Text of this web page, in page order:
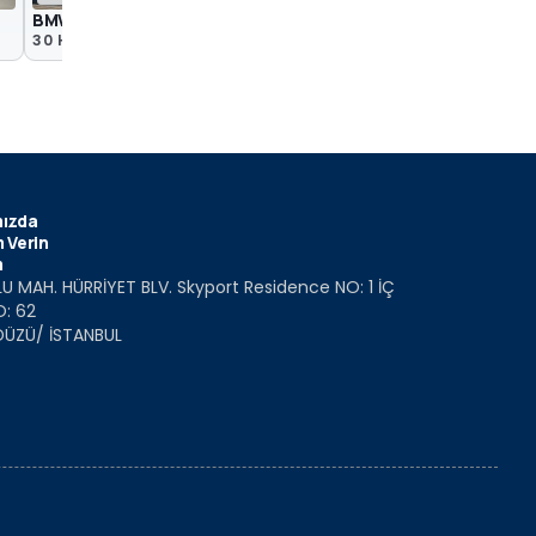
BMW X5 40 xDrive (2026)
30 Haz
Verin
MAH. HÜRRİYET BLV. Skyport Residence NO: 1 İÇ
62
İSTANBUL